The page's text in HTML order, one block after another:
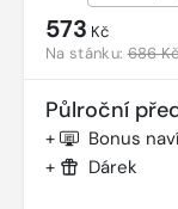
573 Kč
Na stánku:686
Půlroční
+ Bonus
+ Dárek